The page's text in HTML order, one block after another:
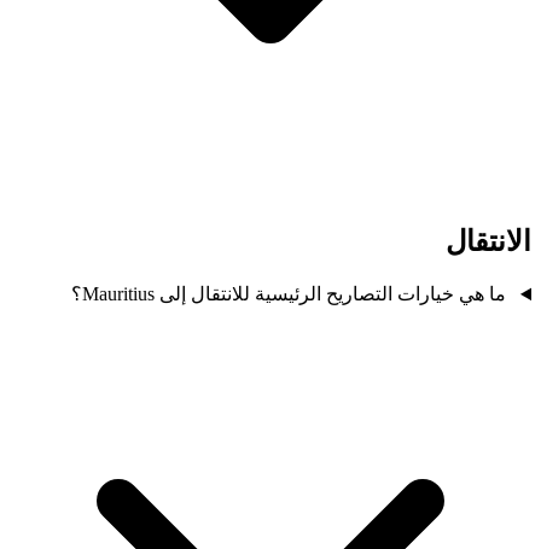
الانتقال
ما هي خيارات التصاريح الرئيسية للانتقال إلى Mauritius؟